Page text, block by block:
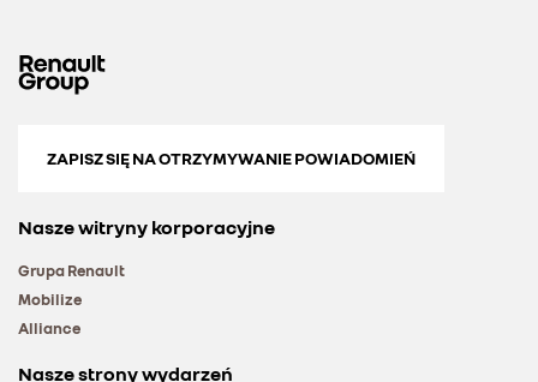
ZAPISZ SIĘ NA OTRZYMYWANIE POWIADOMIEŃ
Nasze witryny korporacyjne
Grupa Renault
Mobilize
Alliance
Nasze strony wydarzeń